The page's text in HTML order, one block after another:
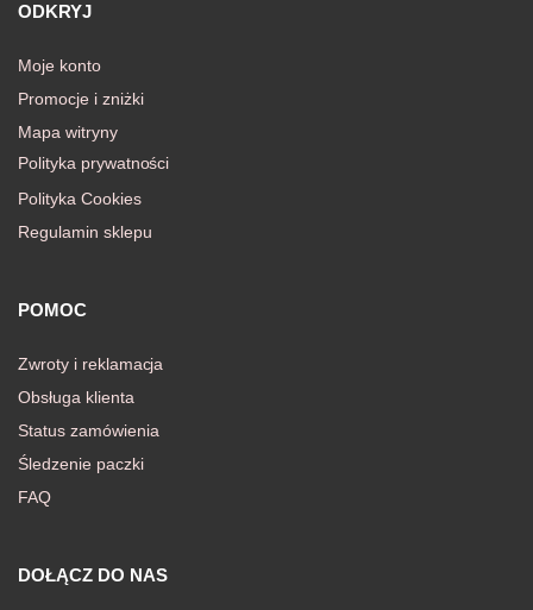
ODKRYJ
Moje konto
Promocje i zniżki
Mapa witryny
Polityka prywatności
Polityka Cookies
Regulamin sklepu
POMOC
Zwroty i reklamacja
Obsługa klienta
Status zamówienia
Śledzenie paczki
FAQ
DOŁĄCZ DO NAS